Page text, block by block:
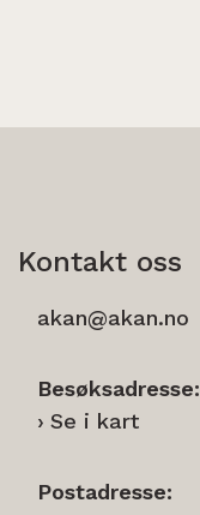
Kontakt oss
akan@akan.no
Besøksadresse:
Se i kart
Postadresse: